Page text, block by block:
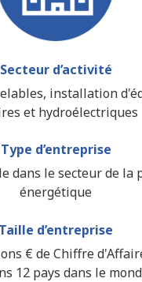
Secteur d’activité
installation
et hydroélectriques
Type d’entreprise
dans le secteur de la
énergétique
Taille d’entreprise
€ de Chiffre
12 pays dans le